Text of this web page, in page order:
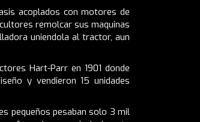
acoplados con motores de
remolcar sus maquinas
uniendola al tractor, aun
Hart-Parr en 1901 donde
y vendieron 15 unidades
pequeños pesaban solo 3 mil